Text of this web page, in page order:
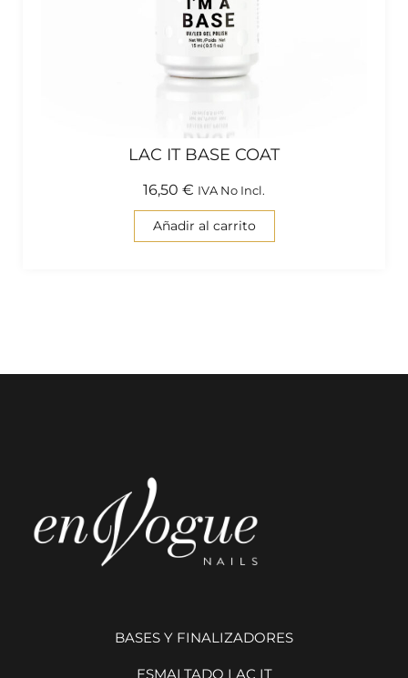
LAC IT BASE COAT
16,50 € IVA No Incl.
Añadir al carrito
BASES Y FINALIZADORES
ESMALTADO LAC IT